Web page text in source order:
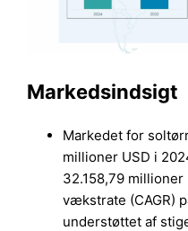
Markedsindsigt
Markedet for
millioner USD i
32.158,79
vækstrate (CAGR)
understøttet af